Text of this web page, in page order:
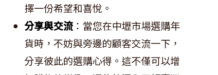
擇一份希望和喜悅。
分享與交流 ：當您在中壢市場選購年
貨時，不妨與旁邊的顧客交流一下，
分享彼此的選購心得。這不僅可以增